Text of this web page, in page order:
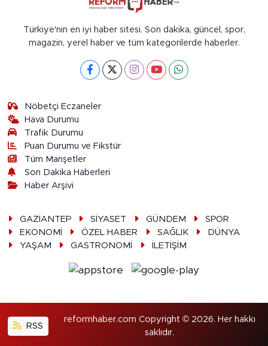
Türkiye'nin en iyi haber sitesi. Son dakika, güncel, spor,
magazin, yerel haber ve tüm kategorilerde haberler.
Nöbetçi Eczaneler
Hava Durumu
Trafik Durumu
Puan Durumu ve Fikstür
Tüm Manşetler
Son Dakika Haberleri
Haber Arşivi
GAZİANTEP SİYASET GÜNDEM
SPOR
EKONOMİ
ÖZEL HABER SAĞLIK
DÜNYA
YAŞAM
GASTRONOMİ İLETİŞİM
RSS
reformhaber.com Copyright © 2026. Her hakkı
saklıdır.